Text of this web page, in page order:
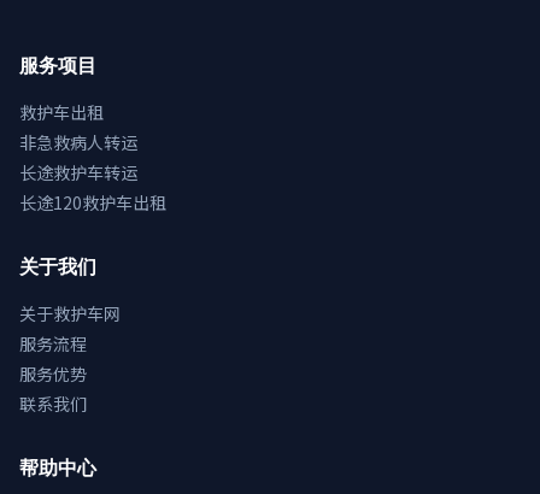
服务项目
救护车出租
非急救病人转运
长途救护车转运
长途120救护车出租
关于我们
关于救护车网
服务流程
服务优势
联系我们
帮助中心